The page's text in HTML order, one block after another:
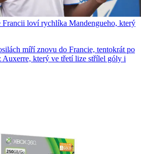
Francii loví rychlíka Mandengueho, který
míří znovu do Francie, tentokrát po
Auxerre, který ve třetí lize střílel góly i